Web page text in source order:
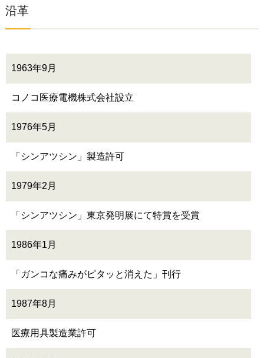
沿革
1963年9月
コノコ医療電機株式会社設立
1976年5月
「シンアツシン」製造許可
1979年2月
「シンアツシン」東京発明展にて特賞を受賞
1986年1月
「ガンコな痛みがピタッと消えた」刊行
1987年8月
医療用具製造業許可